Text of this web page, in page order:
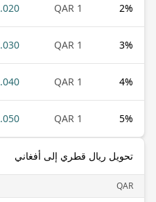
2%
1 QAR
QAR
3%
1 QAR
QAR
4%
1 QAR
QAR
5%
1 QAR
QAR
تحويل ريال قطري إلى أفغاني
QAR